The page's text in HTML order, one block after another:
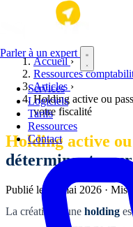
Aller au contenu principal
Parler à un expert
Services
Logiciels
Tarifs
Ressources
Contact
Accueil›
Ressources
Articles ›
Holding active ou
votre fiscalité
Holding active ou
déterminant
Publié le 10 mai 2026 · Mis
La création d'une holding